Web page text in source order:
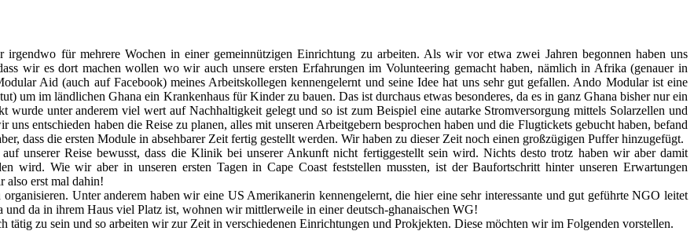
für mehrere Wochen in einer gemeinnützigen Einrichtung zu arbeiten. Als wir vor etwa zwei Jahren begonnen haben uns
wir es dort machen wollen wo wir auch unsere ersten Erfahrungen im Volunteering gemacht haben, nämlich in Afrika (genauer in
Aid (auch auf Facebook) meines Arbeitskollegen kennengelernt und seine Idee hat uns sehr gut gefallen. Ando Modular ist eine
um im ländlichen Ghana ein Krankenhaus für Kinder zu bauen. Das ist durchaus etwas besonderes, da es in ganz Ghana bisher nur ein
wurde unter anderem viel wert auf Nachhaltigkeit gelegt und so ist zum Beispiel eine autarke Stromversorgung mittels Solarzellen und
entschieden haben die Reise zu planen, alles mit unseren Arbeitgebern besprochen haben und die Flugtickets gebucht haben, befand
dass die ersten Module in absehbarer Zeit fertig gestellt werden. Wir haben zu dieser Zeit noch einen großzügigen Puffer hinzugefügt.
unserer Reise bewusst, dass die Klinik bei unserer Ankunft nicht fertiggestellt sein wird. Nichts desto trotz haben wir aber damit
wird. Wie wir aber in unseren ersten Tagen in Cape Coast feststellen mussten, ist der Baufortschritt hinter unseren Erwartungen
also erst mal dahin!
Unter anderem haben wir eine US Amerikanerin kennengelernt, die hier eine sehr interessante und gut geführte NGO leitet
da in ihrem Haus viel Platz ist, wohnen wir mittlerweile in einer deutsch-ghanaischen WG!
tätig zu sein und so arbeiten wir zur Zeit in verschiedenen Einrichtungen und Prokjekten. Diese möchten wir im Folgenden vorstellen.